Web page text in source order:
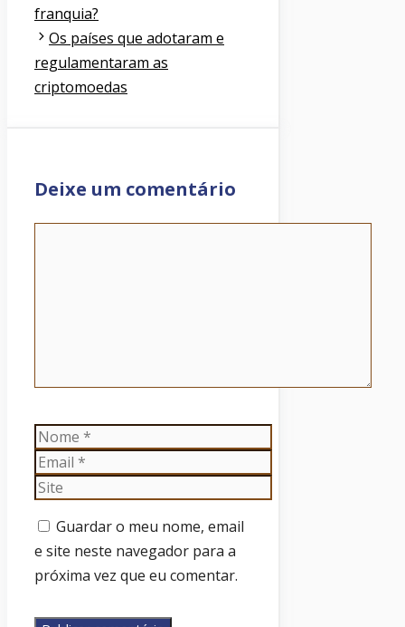
franquia?
Os países que adotaram e
regulamentaram as
criptomoedas
Deixe um comentário
Nome
Email
Site
Guardar o meu nome, email
e site neste navegador para a
próxima vez que eu comentar.